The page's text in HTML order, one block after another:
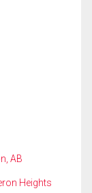
AB
Heights